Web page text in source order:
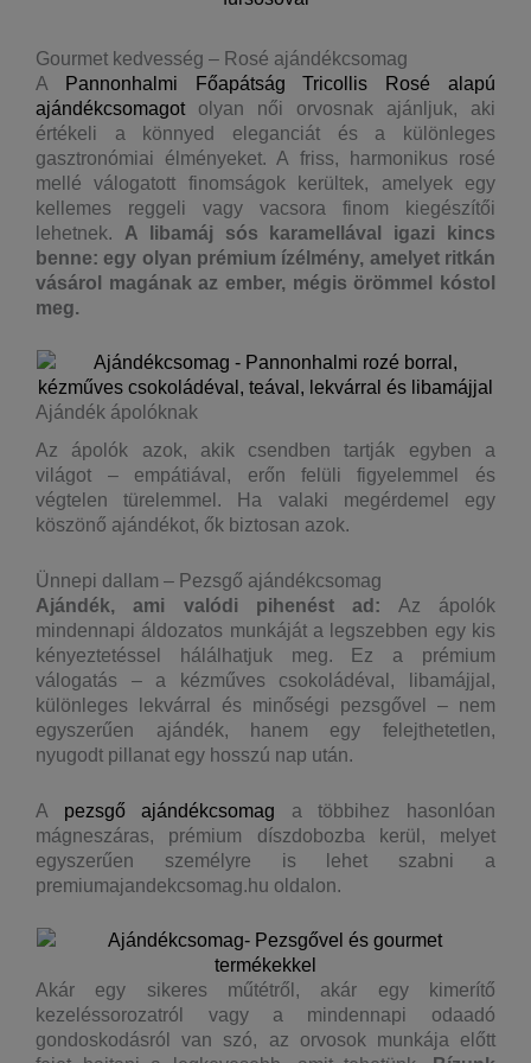
Gourmet kedvesség – Rosé ajándékcsomag
A
Pannonhalmi Főapátság Tricollis Rosé alapú
ajándékcsomagot olyan női orvosnak ajánljuk, aki
értékeli a könnyed eleganciát és a különleges
gasztronómiai élményeket. A friss, harmonikus rosé
mellé válogatott finomságok kerültek, amelyek egy
kellemes reggeli vagy vacsora finom kiegészítői
lehetnek. A libamáj sós karamellával igazi kincs
benne: egy olyan prémium ízélmény, amelyet ritkán
vásárol magának az ember, mégis örömmel kóstol
meg.
Ajándék ápolóknak
Az ápolók azok, akik csendben tartják egyben a
világot – empátiával, erőn felüli figyelemmel és
végtelen türelemmel. Ha valaki megérdemel egy
köszönő ajándékot, ők biztosan azok.
Ünnepi dallam – Pezsgő ajándékcsomag
Ajándék, ami valódi pihenést ad: Az ápolók
mindennapi áldozatos munkáját a legszebben egy kis
kényeztetéssel hálálhatjuk meg. Ez a prémium
válogatás – a kézműves csokoládéval, libamájjal,
különleges lekvárral és minőségi pezsgővel – nem
egyszerűen ajándék, hanem egy felejthetetlen,
nyugodt pillanat egy hosszú nap után.
A pezsgő ajándékcsomag a többihez hasonlóan
mágneszáras, prémium díszdobozba kerül, melyet
egyszerűen személyre is lehet szabni a
premiumajandekcsomag.hu oldalon.
Akár egy sikeres műtétről, akár egy kimerítő
kezeléssorozatról vagy a mindennapi odaadó
gondoskodásról van szó, az orvosok munkája előtt